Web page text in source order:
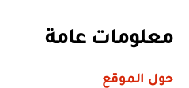
معلومات عامة
حول الموقع